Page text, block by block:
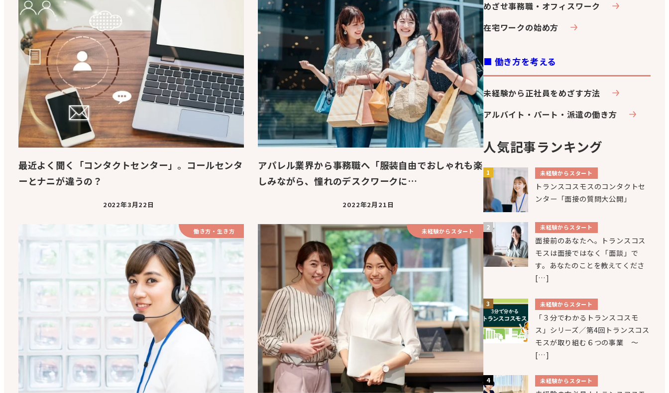
最近よく聞く「コンタクトセンター」。コールセンタ
ーとナニが違うの？
2022年3月22日
アパレル業界から事務職へ「服装自由でおしゃれも楽
しみながら、憧れのデスクワークに…
2022年2月21日
働き方・生き方 未経験からスタート
めざせ事務職・オフィスワーク
在宅ワークの始め方
■ 働き方を考える
未経験から正社員をめざす方法
アルバイト・パート・派遣の働き方
人気記事ランキング
未経験からスタート
トランスコスモスのコンタクトセ
ンター「面接の質問大公開」
未経験からスタート
面接前のあなたへ。トランスコス
モスは面接ではなく「面談」で
す。あなたのことを教えてくださ
[…]
未経験からスタート
「３分でわかるトランスコスモ
ス」シリーズ／第4回トランスコス
モスが取り組む６つの事業 ～
[…]
未経験からスタート